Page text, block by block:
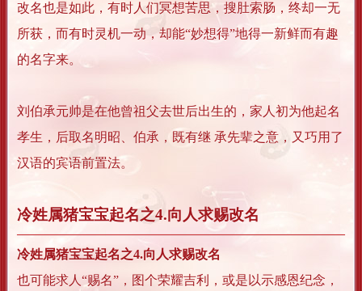
改名也是如此，有时人们冥想苦思，搜肚索肠，终却一无
所获，而有时灵机一动，却能“妙想得”地得一新鲜而有趣
的名字来。
刘伯承元帅是在他曾祖父去世后出生的，家人初为他起名
孝生，后取名明昭、伯承，既有继 承先辈之意，又巧用了
汉语的宾语前置法。
冷姓属猪宝宝起名之4.向人求赐改名
冷姓属猪宝宝起名之4.向人求赐改名
也可能求人“赐名”，图个荣耀吉利，或是以示感恩纪念，